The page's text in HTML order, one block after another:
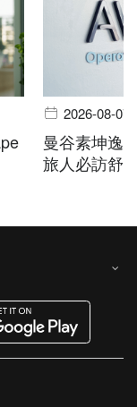
2026-08-07
曼谷素坤逸
旅人必訪舒